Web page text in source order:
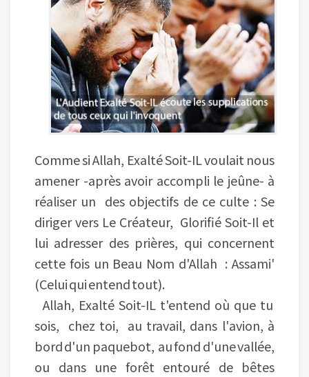
Comme si Allah, Exalté Soit-IL voulait nous
amener -après avoir accompli le jeûne- à
réaliser un des objectifs de ce culte : Se
diriger vers Le Créateur, Glorifié Soit-Il et
lui adresser des prières, qui concernent
cette fois un Beau Nom d'Allah : Assami'
(Celui qui entend tout).
Allah, Exalté Soit-IL t'entend où que tu
sois, chez toi, au travail, dans l'avion, à
bord d'un paquebot, au fond d'une vallée,
ou dans une forêt entouré de bêtes